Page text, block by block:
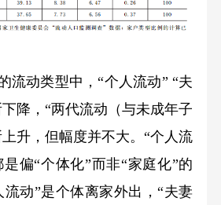
动类型中，“个人流动” “夫
降，“两代流动（与未成年子
升，但幅度并不大。“个人流
是偏“个体化”而非“家庭化”的
流动”是个体离家外出，“夫妻